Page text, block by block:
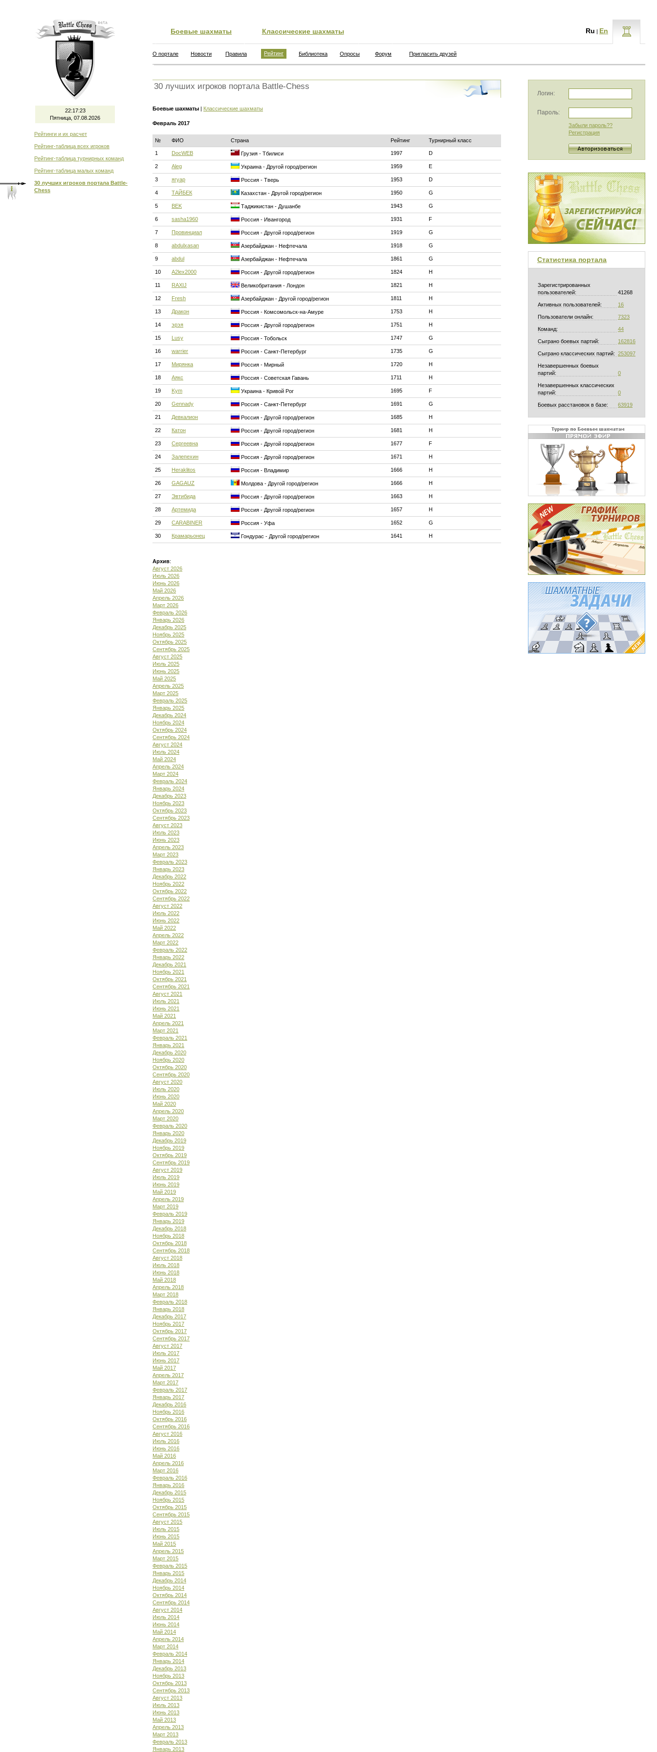
22:17:24
Пятница, 07.08.2026
Рейтинги и их расчет
Рейтинг-таблица всех игроков
Рейтинг-таблица турнирных команд
Рейтинг-таблица малых команд
30 лучших игроков портала Battle-
Chess
Боевые шахматы Классические шахматы Ru | En
О портале Новости Правила Рейтинг Библиотека Опросы Форум Пригласить друзей
30 лучших игроков портала Battle-Chess
Боевые шахматы | Классические шахматы
Февраль 2017
№ ФИО Страна Рейтинг Турнирный класс
1 DocWEB Грузия - Тбилиси 1997 D
2 Aleg Украина - Другой город/регион 1959 E
3 ягуар Россия - Тверь 1953 D
4 ТАЙБЕК Казахстан - Другой город/регион 1950 G
5 BEK Таджикистан - Душанбе 1943 G
6 sasha1960 Россия - Ивангород 1931 F
7 Провинциал Россия - Другой город/регион 1919 G
8 abdulxasan Азербайджан - Нефтечала 1918 G
9 abdul Азербайджан - Нефтечала 1861 G
10 A2lex2000 Россия - Другой город/регион 1824 H
11 RAXIJ Великобритания - Лондон 1821 H
12 Fresh Азербайджан - Другой город/регион 1811 H
13 Дракон Россия - Комсомольск-на-Амуре 1753 H
14 эрэя Россия - Другой город/регион 1751 H
15 Lusy Россия - Тобольск 1747 G
16 warrier Россия - Санкт-Петербург 1735 G
17 Мирянка Россия - Мирный 1720 H
18 Аякс Россия - Советская Гавань 1711 H
19 Kym Украина - Кривой Рог 1695 F
20 Gennady Россия - Санкт-Петербург 1691 G
21 Девкалион Россия - Другой город/регион 1685 H
22 Катон Россия - Другой город/регион 1681 H
23 Сергеевна Россия - Другой город/регион 1677 F
24 Залепехин Россия - Другой город/регион 1671 H
25 Heraklitos Россия - Владимир 1666 H
26 GAGAUZ Молдова - Другой город/регион 1666 H
27 Эвтибида Россия - Другой город/регион 1663 H
28 Артемида Россия - Другой город/регион 1657 H
29 CARABINER Россия - Уфа 1652 G
30 Крамарьонец Гондурас - Другой город/регион 1641 H
Архив:
Август 2026
Июль 2026
Июнь 2026
Май 2026
Апрель 2026
Март 2026
Февраль 2026
Январь 2026
Декабрь 2025
Ноябрь 2025
Октябрь 2025
Сентябрь 2025
Август 2025
Июль 2025
Июнь 2025
Май 2025
Апрель 2025
Март 2025
Февраль 2025
Январь 2025
Декабрь 2024
Ноябрь 2024
Октябрь 2024
Сентябрь 2024
Август 2024
Июль 2024
Май 2024
Апрель 2024
Март 2024
Февраль 2024
Январь 2024
Декабрь 2023
Ноябрь 2023
Октябрь 2023
Сентябрь 2023
Август 2023
Июль 2023
Июнь 2023
Апрель 2023
Март 2023
Февраль 2023
Январь 2023
Декабрь 2022
Ноябрь 2022
Октябрь 2022
Сентябрь 2022
Август 2022
Июль 2022
Июнь 2022
Май 2022
Апрель 2022
Март 2022
Февраль 2022
Январь 2022
Декабрь 2021
Ноябрь 2021
Октябрь 2021
Сентябрь 2021
Август 2021
Июль 2021
Июнь 2021
Май 2021
Апрель 2021
Март 2021
Февраль 2021
Январь 2021
Декабрь 2020
Ноябрь 2020
Октябрь 2020
Сентябрь 2020
Август 2020
Июль 2020
Июнь 2020
Май 2020
Апрель 2020
Март 2020
Февраль 2020
Январь 2020
Декабрь 2019
Ноябрь 2019
Октябрь 2019
Сентябрь 2019
Август 2019
Июль 2019
Июнь 2019
Май 2019
Апрель 2019
Март 2019
Февраль 2019
Январь 2019
Декабрь 2018
Ноябрь 2018
Октябрь 2018
Сентябрь 2018
Август 2018
Июль 2018
Июнь 2018
Май 2018
Апрель 2018
Март 2018
Февраль 2018
Январь 2018
Декабрь 2017
Ноябрь 2017
Октябрь 2017
Сентябрь 2017
Август 2017
Июль 2017
Июнь 2017
Май 2017
Апрель 2017
Март 2017
Февраль 2017
Январь 2017
Декабрь 2016
Ноябрь 2016
Октябрь 2016
Сентябрь 2016
Август 2016
Июль 2016
Июнь 2016
Май 2016
Апрель 2016
Март 2016
Февраль 2016
Январь 2016
Декабрь 2015
Ноябрь 2015
Октябрь 2015
Сентябрь 2015
Август 2015
Июль 2015
Июнь 2015
Май 2015
Апрель 2015
Март 2015
Февраль 2015
Январь 2015
Декабрь 2014
Ноябрь 2014
Октябрь 2014
Сентябрь 2014
Август 2014
Июль 2014
Июнь 2014
Май 2014
Апрель 2014
Март 2014
Февраль 2014
Январь 2014
Декабрь 2013
Ноябрь 2013
Октябрь 2013
Сентябрь 2013
Август 2013
Июль 2013
Июнь 2013
Май 2013
Апрель 2013
Март 2013
Февраль 2013
Январь 2013
Логин:
Пароль:
Забыли пароль??
Регистрация
Статистика портала
Зарегистрированных
пользователей:
41268
Активных пользователей: 16
Пользователи онлайн: 7323
Команд: 44
Сыграно боевых партий: 162816
Сыграно классических партий: 253097
Незавершенных боевых
партий:
0
Незавершенных классических
партий:
0
Боевых расстановок в базе: 63919